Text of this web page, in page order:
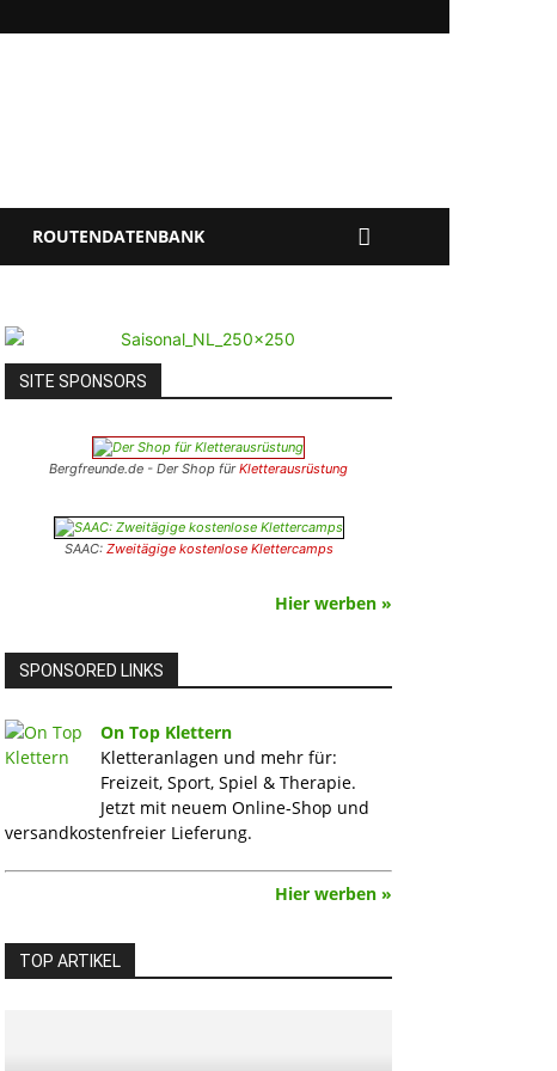
ROUTENDATENBANK
SITE SPONSORS
Bergfreunde.de - Der Shop fürKletterausrüstung
SAAC: Zweitägige kostenlose Klettercamps
Hier werben »
SPONSORED LINKS
On Top Klettern
Kletteranlagen und mehr für:
Freizeit, Sport, Spiel & Therapie.
Jetzt mit neuem Online-Shop und
versandkostenfreier Lieferung.
Hier werben »
TOP ARTIKEL